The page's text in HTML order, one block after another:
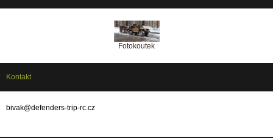
Fotokoutek
Kontakt
bivak@defenders-trip-rc.cz